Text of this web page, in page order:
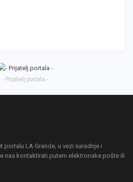
- Prijatelj portala -
portalu LA Grande, u vezi saradnje i
nas kontaktirati putem elektronske pošte ili